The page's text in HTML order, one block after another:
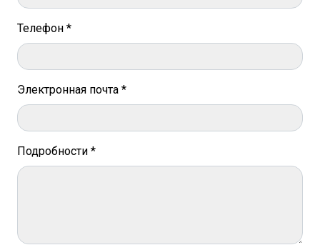
Телефон *
Электронная почта *
Подробности *